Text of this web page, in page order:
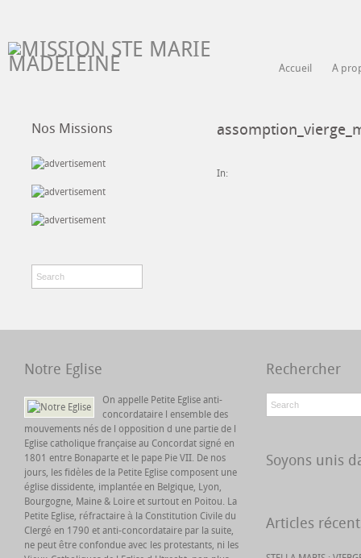
Accueil A
In:
Nos Missions
Notre Eglise
On appelle Petite Eglise anti-
concordataire l ensemble des
mouvements nés de l opposition d une partie de l
Eglise catholique française au Concordat signé en
1801 entre Bonaparte et le pape Pie VII. De nos
jours, les fidèles de la Petite Eglise composent une
église dissidente, implantée en Belgique, Lyon,
Bourgogne, Maine & Loire et surtout en Poitou. La
Petite Eglise, réfractaire à la Constitution Civile du
Clergé en 1790 et anti-concordataire par la suite,
ne peut être confondue avec les protestants, ni les
Rechercher
Soyons unis
Articles